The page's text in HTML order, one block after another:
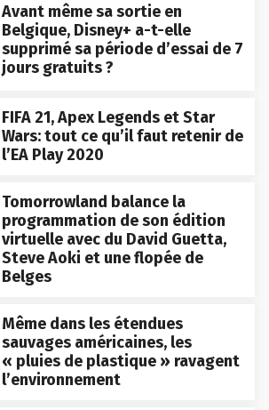
Avant même sa sortie en
Belgique, Disney+ a-t-elle
supprimé sa période d’essai de 7
jours gratuits ?
FIFA 21, Apex Legends et Star
Wars: tout ce qu’il faut retenir de
l’EA Play 2020
Tomorrowland balance la
programmation de son édition
virtuelle avec du David Guetta,
Steve Aoki et une flopée de
Belges
Même dans les étendues
sauvages américaines, les
« pluies de plastique » ravagent
l’environnement